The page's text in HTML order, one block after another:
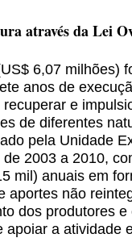
através da Lei
6,07 milhões)
anos de
e
de diferentes
pela Unidade
2003 a 2010,
mil) anuais em
aportes não
dos produtores
apoiar a atividade